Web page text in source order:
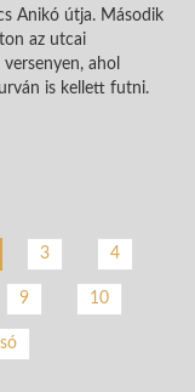
Anikó útja. Második
az utcai
ahol
is kellett futni.
3 4
9 10